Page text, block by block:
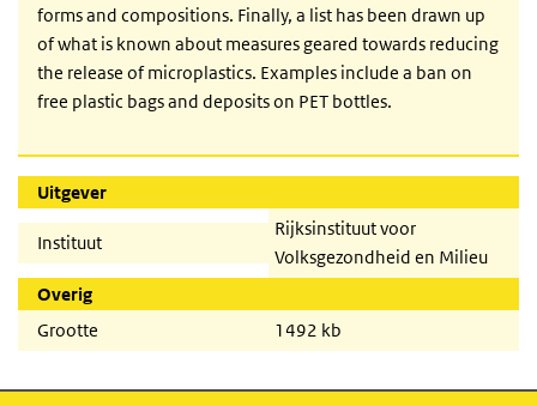
forms and compositions. Finally, a list has been drawn up
of what is known about measures geared towards reducing
the release of microplastics. Examples include a ban on
free plastic bags and deposits on PET bottles.
Uitgever
Instituut
Rijksinstituut voor
Volksgezondheid en Milieu
Overig
Grootte
1492 kb